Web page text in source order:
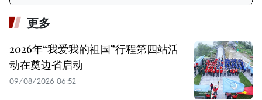
更多
2026年“我爱我的祖国”行程第四站活
动在奠边省启动
09/08/2026 06:52